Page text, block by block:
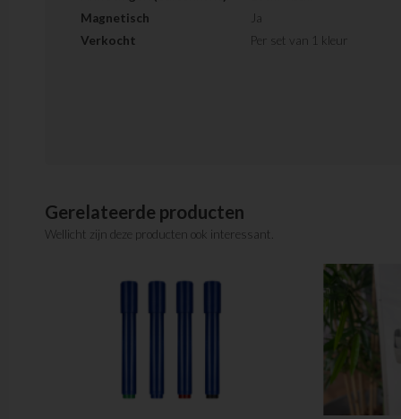
Magnetisch
Ja
Verkocht
Per set van 1 kleur
Gerelateerde producten
Wellicht zijn deze producten ook interessant.